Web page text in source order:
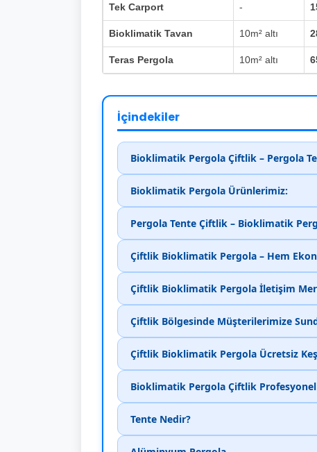
Tek Carport -
Bioklimatik Tavan 10m² altı
Teras Pergola 10m² altı
İçindekiler
Bioklimatik Pergola Çiftlik – Pergola
Bioklimatik Pergola Ürünlerimiz:
Pergola Tente Çiftlik – Bioklimatik
Çiftlik Bioklimatik Pergola – Hem
Çiftlik Bioklimatik Pergola İletişim
Çiftlik Bölgesinde Müşterilerimize
Çiftlik Bioklimatik Pergola Ücretsiz
Bioklimatik Pergola Çiftlik
Tente Nedir?